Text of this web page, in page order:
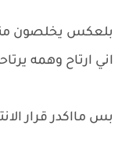
بلعكس يخلصون
اني ارتاح وهمه
بس مااكدر قرار